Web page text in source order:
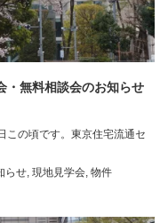
・無料相談会のお知らせ
この頃です。東京住宅流通セ
らせ 現地見学会 物件